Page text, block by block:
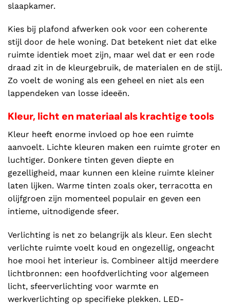
slaapkamer.
Kies bij plafond afwerken ook voor een coherente
stijl door de hele woning. Dat betekent niet dat elke
ruimte identiek moet zijn, maar wel dat er een rode
draad zit in de kleurgebruik, de materialen en de stijl.
Zo voelt de woning als een geheel en niet als een
lappendeken van losse ideeën.
Kleur, licht en materiaal als krachtige tools
Kleur heeft enorme invloed op hoe een ruimte
aanvoelt. Lichte kleuren maken een ruimte groter en
luchtiger. Donkere tinten geven diepte en
gezelligheid, maar kunnen een kleine ruimte kleiner
laten lijken. Warme tinten zoals oker, terracotta en
olijfgroen zijn momenteel populair en geven een
intieme, uitnodigende sfeer.
Verlichting is net zo belangrijk als kleur. Een slecht
verlichte ruimte voelt koud en ongezellig, ongeacht
hoe mooi het interieur is. Combineer altijd meerdere
lichtbronnen: een hoofdverlichting voor algemeen
licht, sfeerverlichting voor warmte en
werkverlichting op specifieke plekken. LED-